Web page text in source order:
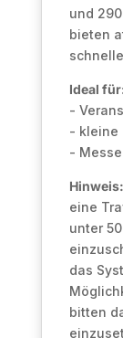
und
bieten
Ideal
-
- kleine
-
Hinweis:
eine
unter
das
bitten